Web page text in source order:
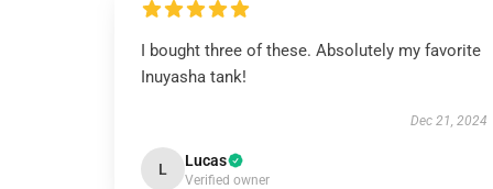
I bought three of these. Absolutely my favorite
Inuyasha tank!
Dec 21, 2024
L Lucas
Verified owner